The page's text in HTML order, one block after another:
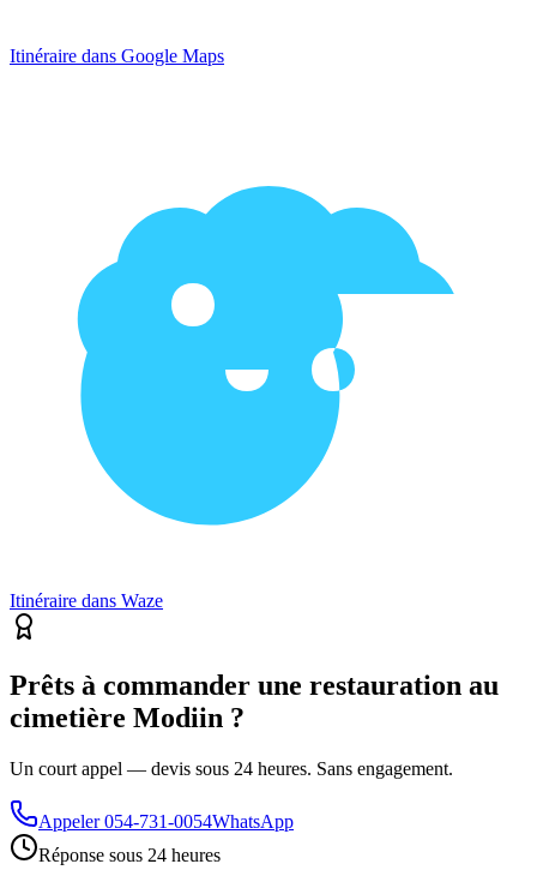
Itinéraire dans Google Maps
Itinéraire dans Waze
Prêts à commander une restauration au
cimetière Modiin ?
Un court appel — devis sous 24 heures. Sans engagement.
Appeler 054-731-0054WhatsApp
Réponse sous 24 heures